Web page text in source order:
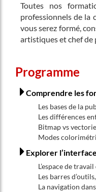
Toutes nos
professionnels de la
vous serez formé,
artistiques et chef de
Programme
Comprendre les
Les bases de la
Les différences
Bitmap vs
Modes
Explorer
L’espace de
Les barres
La navigation